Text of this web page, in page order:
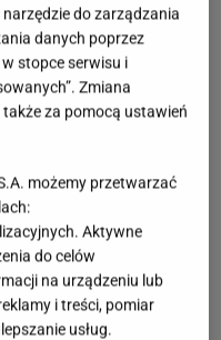
do zarządzania
danych poprzez
stopce serwisu i
Zmiana
za pomocą ustawień
możemy przetwarzać
Aktywne
do celów
na urządzeniu lub
i treści, pomiar
usług.